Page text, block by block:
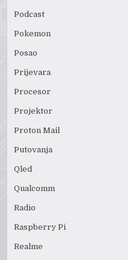
Podcast
Pokemon
Posao
Prijevara
Procesor
Projektor
Proton Mail
Putovanja
Qled
Qualcomm
Radio
Raspberry Pi
Realme